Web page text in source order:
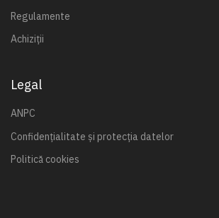
Regulamente
Achiziții
Legal
ANPC
Confidențialitate și protecția datelor
Politică cookies